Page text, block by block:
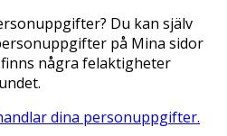
Du kan själv
på Mina sidor
några felaktigheter
dina personuppgifter.